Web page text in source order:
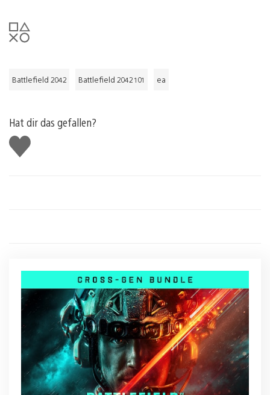
Battlefield 2042 Battlefield 2042 101 ea
Hat dir das gefallen?
Gefällt
mir